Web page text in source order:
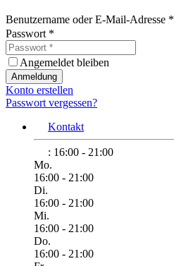
Benutzername oder E-Mail-Adresse *
Passwort *
Angemeldet bleiben
Anmeldung
Konto erstellen
Passwort vergessen?
Kontakt
: 16:00 - 21:00
Mo.
16:00 - 21:00
Di.
16:00 - 21:00
Mi.
16:00 - 21:00
Do.
16:00 - 21:00